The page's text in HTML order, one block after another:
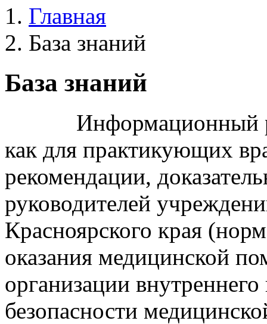
Главная
База знаний
База знаний
Информационный
как для практикующих
рекомендации,
руководителей
Красноярского края
оказания медицинской
организации внутреннего
безопасности